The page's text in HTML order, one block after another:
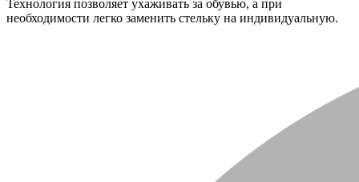
Технология позволяет ухаживать за обувью, а при
необходимости легко заменить стельку на индивидуальную.